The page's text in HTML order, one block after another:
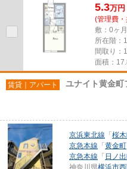
5.3万円
(管理費
敷：0ヶ
所在階：
間取り：
面積：
賃貸｜アパート ユナイト黄金町
京浜東北線 「 桜
京急本線 「 黄金町
京急本線 「 日ノ
神奈川県横浜市